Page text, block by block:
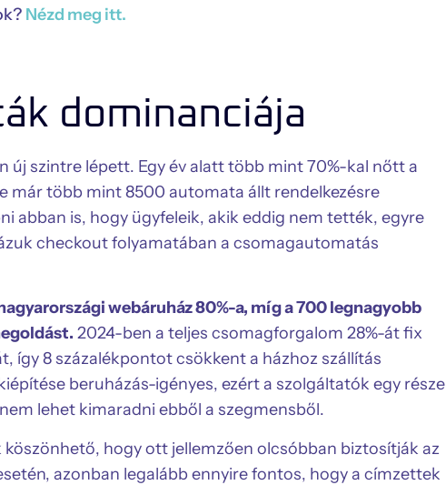
Nézd meg itt.
dominanciája
szintre lépett. Egy év alatt több mint 70%-kal nőtt a
már több mint 8500 automata állt rendelkezésre
abban is, hogy ügyfeleik, akik eddig nem tették, egyre
checkout folyamatában a csomagautomatás
webáruház 80%-a, míg a 700 legnagyobb
2024-ben a teljes csomagforgalom 28%-át fix
így 8 százalékpontot csökkent a házhoz szállítás
beruházás-igényes, ezért a szolgáltatók egy része
lehet kimaradni ebből a szegmensből.
hogy ott jellemzően olcsóbban biztosítják az
azonban legalább ennyire fontos, hogy a címzettek